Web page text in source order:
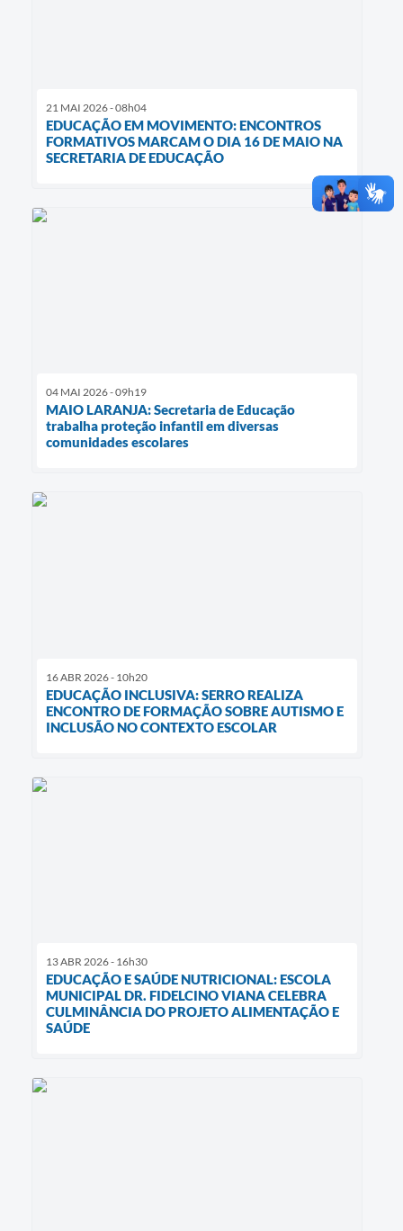
21 MAI 2026 - 08h04
EDUCAÇÃO EM MOVIMENTO: ENCONTROS
FORMATIVOS MARCAM O DIA 16 DE MAIO NA
SECRETARIA DE EDUCAÇÃO
04 MAI 2026 - 09h19
MAIO LARANJA: Secretaria de Educação
trabalha proteção infantil em diversas
comunidades escolares
16 ABR 2026 - 10h20
EDUCAÇÃO INCLUSIVA: SERRO REALIZA
ENCONTRO DE FORMAÇÃO SOBRE AUTISMO E
INCLUSÃO NO CONTEXTO ESCOLAR
13 ABR 2026 - 16h30
EDUCAÇÃO E SAÚDE NUTRICIONAL: ESCOLA
MUNICIPAL DR. FIDELCINO VIANA CELEBRA
CULMINÂNCIA DO PROJETO ALIMENTAÇÃO E
SAÚDE